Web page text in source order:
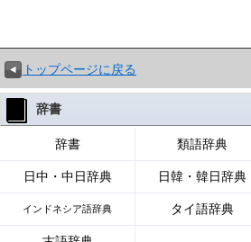
トップページに戻る
辞書
辞書 類語辞典
日中・中日辞典 日韓・韓日辞典
インドネシア語辞典 タイ語辞典